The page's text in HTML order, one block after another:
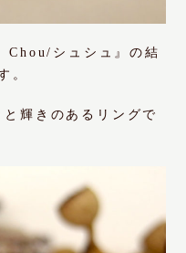
シュシュ』の結
。
輝きのあるリングで